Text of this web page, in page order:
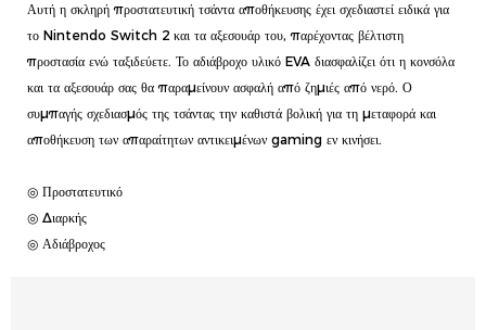
Αυτή η σκληρή προστατευτική τσάντα αποθήκευσης έχει σχεδιαστεί ειδικά για
το Nintendo Switch 2 και τα αξεσουάρ του, παρέχοντας βέλτιστη
προστασία ενώ ταξιδεύετε. Το αδιάβροχο υλικό EVA διασφαλίζει ότι η κονσόλα
και τα αξεσουάρ σας θα παραμείνουν ασφαλή από ζημιές από νερό. Ο
συμπαγής σχεδιασμός της τσάντας την καθιστά βολική για τη μεταφορά και
αποθήκευση των απαραίτητων αντικειμένων gaming εν κινήσει.
◎ Προστατευτικό
◎ Διαρκής
◎ Αδιάβροχος